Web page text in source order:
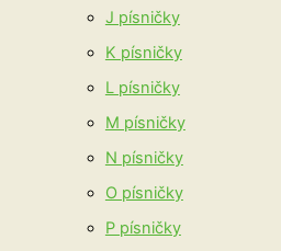
J písničky
K písničky
L písničky
M písničky
N písničky
O písničky
P písničky